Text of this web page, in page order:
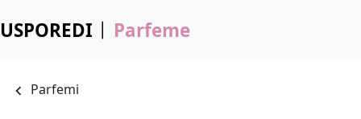
USPOREDI Parfeme
Parfemi